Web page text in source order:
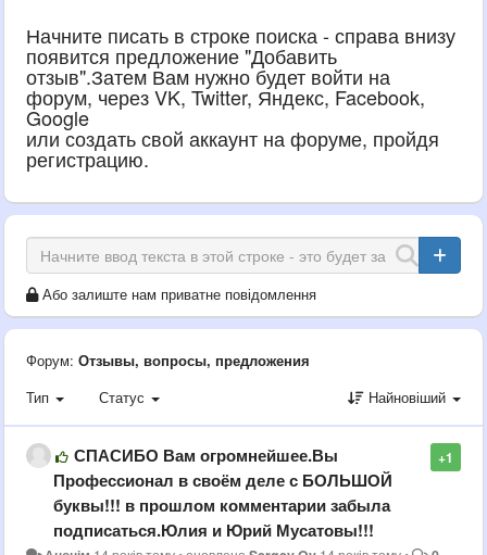
Начните писать в строке поиска - справа внизу
появится предложение "Добавить
отзыв".Затем Вам нужно будет войти на
форум, через VK, Twitter, Яндекс, Facebook,
Google
или создать свой аккаунт на форуме, пройдя
регистрацию.
Або залиште нам приватне повідомлення
Форум: Отзывы, вопросы, предложения
Тип
Статус Найновіший
+1
СПАСИБО Вам огромнейшее.Вы
Профессионал в своём деле с БОЛЬШОЙ
буквы!!! в прошлом комментарии забыла
подписаться.Юлия и Юрий Мусатовы!!!